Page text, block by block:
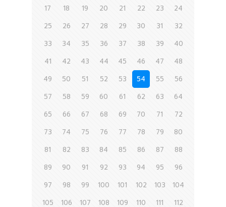
17 18 19 20 21 22 23
24
25
26 27 28 29 30 31
32
33
34 35 36 37 38 39
40
41
42 43 44 45 46 47
48
49
50 51 52 53 54 55
56
57
58 59 60 61 62 63
64
65
66 67 68 69 70 71
72
73
74 75 76 77 78 79
80
81
82 83 84 85 86 87
88
89
90 91 92 93 94 95
96
97
98 99 100 101 102 103
104
105
106 107 108 109 110 111
112